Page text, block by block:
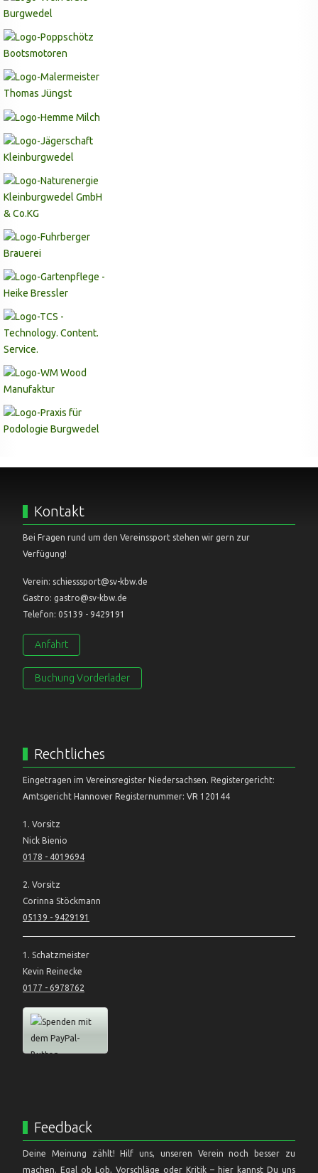
Kontakt
Bei Fragen rund um den Vereinssport stehen wir gern zur
Verfügung!
Verein: schiesssport@sv-kbw.de
Gastro: gastro@sv-kbw.de
Telefon: 05139 - 9429191
Anfahrt
Buchung Vorderlader
Rechtliches
Eingetragen im Vereinsregister Niedersachsen. Registergericht:
Amtsgericht Hannover Registernummer: VR 120144
1. Vorsitz
Nick Bienio
0178 - 4019694
2. Vorsitz
Corinna Stöckmann
05139 - 9429191
1. Schatzmeister
Kevin Reinecke
0177 - 6978762
Feedback
Deine Meinung zählt! Hilf uns, unseren Verein noch besser zu
machen. Egal ob Lob, Vorschläge oder Kritik – hier kannst Du uns